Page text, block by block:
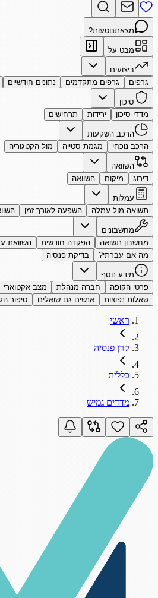
מצאתםטעות?
מבט על
ביצועים
גרפים
גרפים מתקדמים נתונים חודשיים
סיכון
מדדי סיכון
ירידות תרחישים
הרכב השקעות
הרכב נוכחי
מגמת סטייה מול הקטגוריה
השוואה
דירוג
מיקום השוואה
עמלות
תשואה מול עמלה
השפעה לאורך זמן
מחשבונים
מחשבון תשואה
הפקדה חודשית השוואת
מה אם עברתי?
בדיקת פנסיה
מידע נוסף
פרטי הקופה
חברה מנהלת מצב אקטוארי
שאלות נפוצות
אנשים גם שואלים סיפור
ראשי
קרן פנסיה
כללית
מדדים גמיש